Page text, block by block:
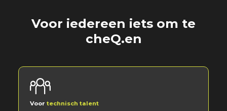
Voor iedereen iets om te
cheQ.en
Voor technisch talent